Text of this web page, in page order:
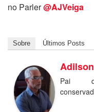
no Parler@AJVeiga
Sobre Últimos Posts
Pai